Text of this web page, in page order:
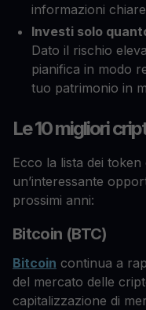
informazioni
Investi solo
Dato il rischio
pianifica in modo
tuo patrimonio in
Le 10 migliori
Ecco la lista dei
un’interessante
prossimi anni:
Bitcoin (BTC)
Bitcoin continua a
del mercato delle
capitalizzazione di